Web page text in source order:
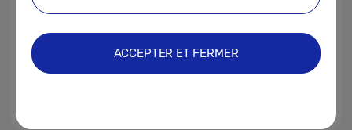
Samsung reçoit de nouvelles
certifications TÜV Rheinland
ACCEPTER ET FERMER